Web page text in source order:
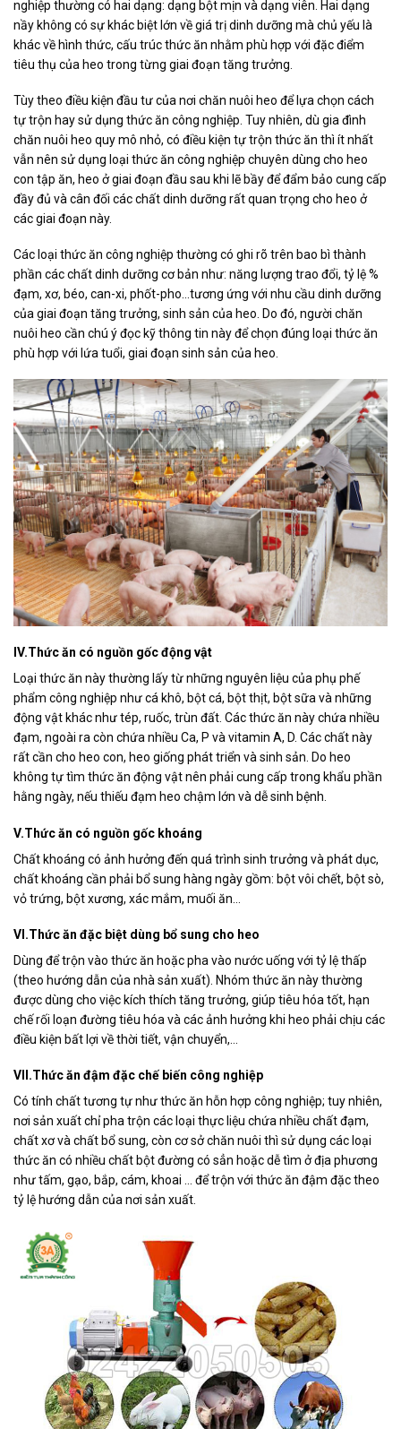
nghiệp thường có hai dạng: dạng bột mịn và dạng viên. Hai dạng
nầy không có sự khác biệt lớn về giá trị dinh dưỡng mà chủ yếu là
khác về hình thức, cấu trúc thức ăn nhằm phù hợp với đặc điểm
tiêu thụ của heo trong từng giai đoạn tăng trưởng.
Tùy theo điều kiện đầu tư của nơi chăn nuôi heo để lựa chọn cách
tự trộn hay sử dụng thức ăn công nghiệp. Tuy nhiên, dù gia đình
chăn nuôi heo quy mô nhỏ, có điều kiện tự trộn thức ăn thì ít nhất
vẫn nên sử dụng loại thức ăn công nghiệp chuyên dùng cho heo
con tập ăn, heo ở giai đoạn đầu sau khi lẽ bầy để đẩm bảo cung cấp
đầy đủ và cân đối các chất dinh dưỡng rất quan trọng cho heo ở
các giai đoạn này.
Các loại thức ăn công nghiệp thường có ghi rõ trên bao bì thành
phần các chất dinh dưỡng cơ bản như: năng lượng trao đổi, tỷ lệ %
đạm, xơ, béo, can-xi, phốt-pho…tương ứng với nhu cầu dinh dưỡng
của giai đoạn tăng trưởng, sinh sản của heo. Do đó, người chăn
nuôi heo cần chú ý đọc kỹ thông tin này để chọn đúng loại thức ăn
phù hợp với lứa tuổi, giai đoạn sinh sản của heo.
IV.Thức ăn có nguồn gốc động vật
Loại thức ăn này thường lấy từ những nguyên liệu của phụ phế
phẩm công nghiệp như cá khô, bột cá, bột thịt, bột sữa và những
động vật khác như tép, ruốc, trùn đất. Các thức ăn này chứa nhiều
đạm, ngoài ra còn chứa nhiều Ca, P và vitamin A, D. Các chất này
rất cần cho heo con, heo giống phát triển và sinh sản. Do heo
không tự tìm thức ăn động vật nên phải cung cấp trong khẩu phần
hằng ngày, nếu thiếu đạm heo chậm lớn và dễ sinh bệnh.
V.Thức ăn có nguồn gốc khoáng
Chất khoáng có ảnh hưởng đến quá trình sinh trưởng và phát dục,
chất khoáng cần phải bổ sung hàng ngày gồm: bột vôi chết, bột sò,
vỏ trứng, bột xương, xác mắm, muối ăn…
VI.Thức ăn đặc biệt dùng bổ sung cho heo
Dùng để trộn vào thức ăn hoặc pha vào nước uống với tỷ lệ thấp
(theo hướng dẫn của nhà sản xuất). Nhóm thức ăn này thường
được dùng cho việc kích thích tăng trưởng, giúp tiêu hóa tốt, hạn
chế rối loạn đường tiêu hóa và các ảnh hưởng khi heo phải chịu các
điều kiện bất lợi về thời tiết, vận chuyển,…
VII.Thức ăn đậm đặc chế biến công nghiệp
Có tính chất tương tự như thức ăn hỗn hợp công nghiệp; tuy nhiên,
nơi sản xuất chỉ pha trộn các loại thực liệu chứa nhiều chất đạm,
chất xơ và chất bổ sung, còn cơ sở chăn nuôi thì sử dụng các loại
thức ăn có nhiều chất bột đường có sẳn hoặc dễ tìm ở địa phương
như tấm, gạo, bắp, cám, khoai … để trộn với thức ăn đậm đặc theo
tỷ lệ hướng dẫn của nơi sản xuất.